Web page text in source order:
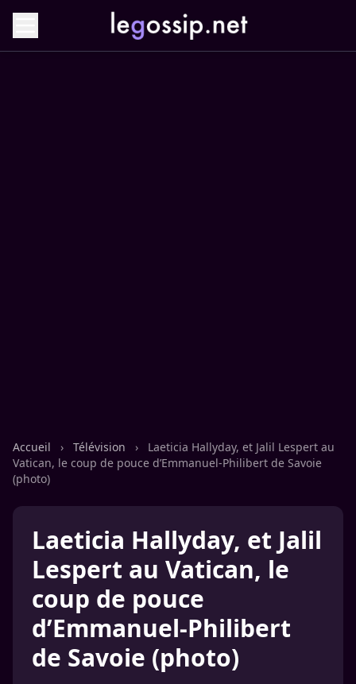
Accueil › Télévision ›
Laeticia Hallyday, et Jalil Lespert au
Vatican, le coup de pouce d’Emmanuel-Philibert de Savoie
(photo)
Laeticia Hallyday, et Jalil
Lespert au Vatican, le
coup de pouce
d’Emmanuel-Philibert
de Savoie (photo)